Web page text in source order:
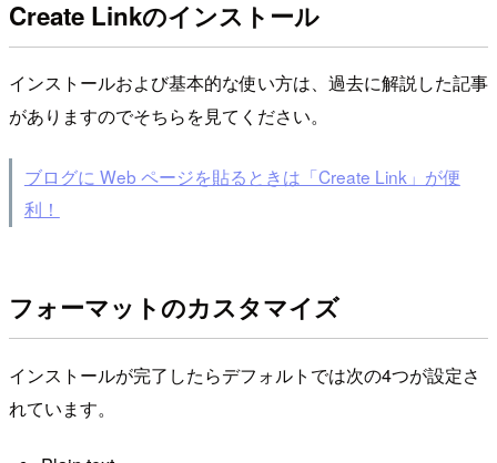
Create Linkのインストール
インストールおよび基本的な使い方は、過去に解説した記事
がありますのでそちらを見てください。
ブログに Web ページを貼るときは「Create Link」が便
利！
フォーマットのカスタマイズ
インストールが完了したらデフォルトでは次の4つが設定さ
れています。